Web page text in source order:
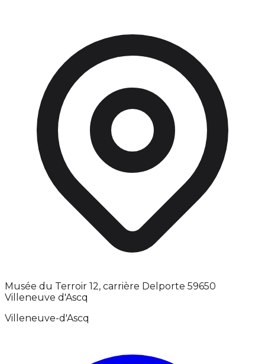
Musée du Terroir 12, carrière Delporte 59650
Villeneuve d'Ascq
Villeneuve-d'Ascq